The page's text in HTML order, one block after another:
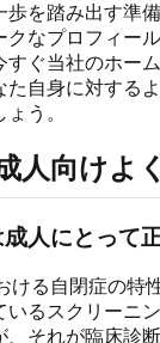
歩を踏み出す準
なプロフィー
すぐ当社のホー
た自身に対する
う。
人向けよ
人にとって
ける自閉症の特
るスクリーニ
、それが臨床診